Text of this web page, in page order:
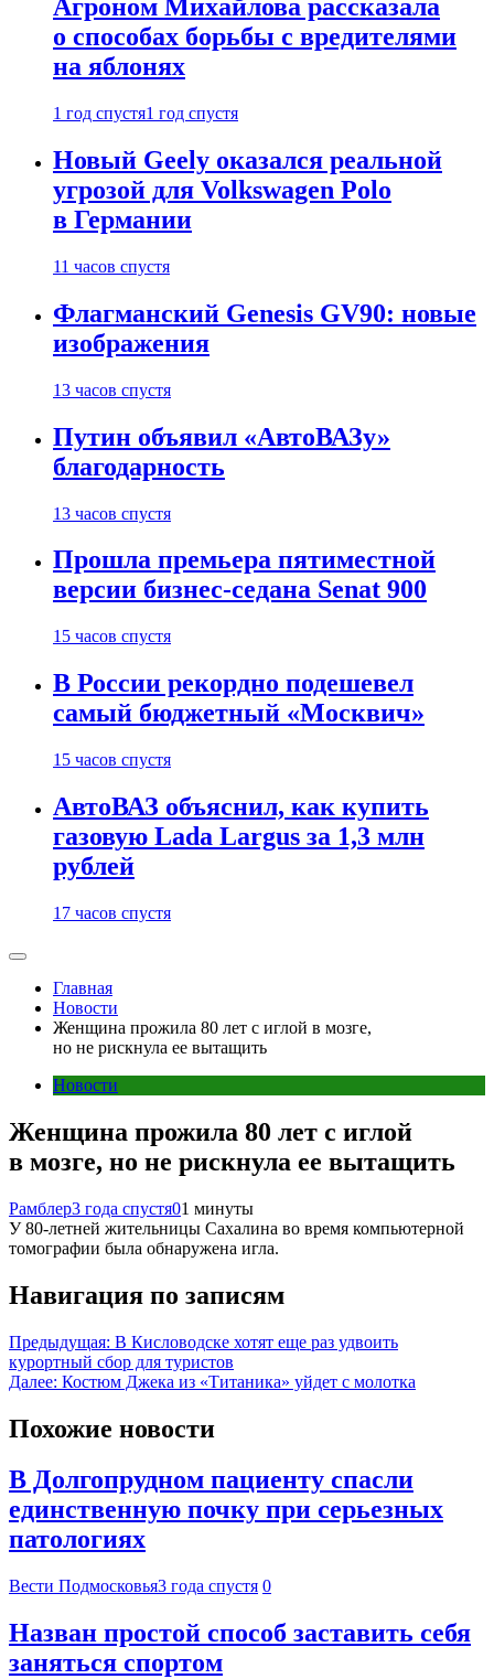
Агроном Михайлова рассказала
о способах борьбы с вредителями
на яблонях
1 год спустя1 год спустя
Новый Geely оказался реальной
угрозой для Volkswagen Polo
в Германии
11 часов спустя
Флагманский Genesis GV90: новые
изображения
13 часов спустя
Путин объявил «АвтоВАЗу»
благодарность
13 часов спустя
Прошла премьера пятиместной
версии бизнес-седана Senat 900
15 часов спустя
В России рекордно подешевел
самый бюджетный «Москвич»
15 часов спустя
АвтоВАЗ объяснил, как купить
газовую Lada Largus за 1,3 млн
рублей
17 часов спустя
Главная
Новости
Женщина прожила 80 лет с иглой в мозге,
но не рискнула ее вытащить
Новости
Женщина прожила 80 лет с иглой
в мозге, но не рискнула ее вытащить
Рамблер3 года спустя01 минуты
У 80-летней жительницы Сахалина во время компьютерной
томографии была обнаружена игла.
Навигация по записям
Предыдущая: В Кисловодске хотят еще раз удвоить
курортный сбор для туристов
Далее: Костюм Джека из «Титаника» уйдет с молотка
Похожие новости
В Долгопрудном пациенту спасли
единственную почку при серьезных
патологиях
Вести Подмосковья3 года спустя 0
Назван простой способ заставить себя
заняться спортом